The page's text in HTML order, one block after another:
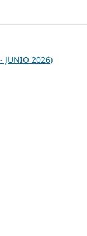
JUNIO 2026)